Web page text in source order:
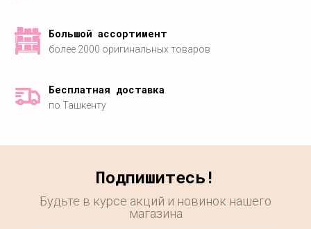
Большой ассортимент
более 2000 оригинальных товаров
Бесплатная доставка
по Ташкенту
Подпишитесь!
Будьте в курсе акций и новинок нашего
магазина